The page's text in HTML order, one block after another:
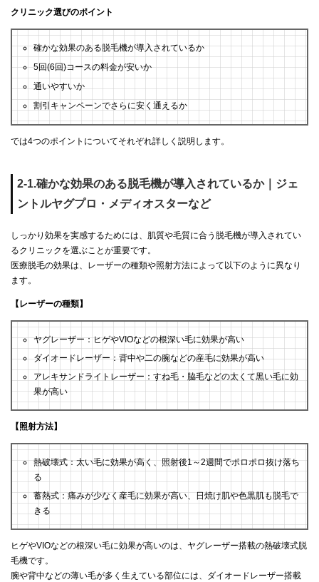
クリニック選びのポイント
確かな効果のある脱毛機が導入されているか
5回(6回)コースの料金が安いか
通いやすいか
割引キャンペーンでさらに安く通えるか
では4つのポイントについてそれぞれ詳しく説明します。
2-1.確かな効果のある脱毛機が導入されているか｜ジェ
ントルヤグプロ・メディオスターなど
しっかり効果を実感するためには、肌質や毛質に合う脱毛機が導入されてい
るクリニックを選ぶことが重要です。
医療脱毛の効果は、レーザーの種類や照射方法によって以下のように異なり
ます。
【レーザーの種類】
ヤグレーザー：ヒゲやVIOなどの根深い毛に効果が高い
ダイオードレーザー：背中や二の腕などの産毛に効果が高い
アレキサンドライトレーザー：すね毛・脇毛などの太くて黒い毛に効
果が高い
【照射方法】
熱破壊式：太い毛に効果が高く、照射後1～2週間でポロポロ抜け落ち
る
蓄熱式：痛みが少なく産毛に効果が高い、日焼け肌や色黒肌も脱毛で
きる
ヒゲやVIOなどの根深い毛に効果が高いのは、ヤグレーザー搭載の熱破壊式脱
毛機です。
腕や背中などの薄い毛が多く生えている部位には、ダイオードレーザー搭載